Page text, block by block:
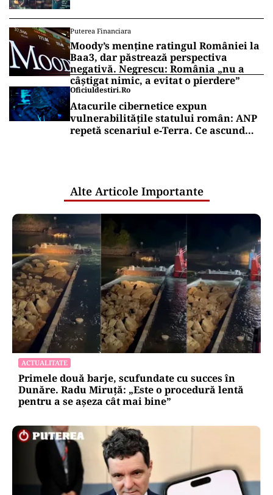
Puterea Financiara
Moody’s menține ratingul României la
Baa3, dar păstrează perspectiva
negativă. Negrescu: România „nu a
câștigat nimic, a evitat o pierdere”
Oficiuldestiri.ro
Atacurile cibernetice expun
vulnerabilitățile statului român: ANP
repetă scenariul e‑Terra. Ce ascund
Alte Articole Importante
ACTUALITATE
Primele două barje, scufundate cu succes în
Dunăre. Radu Miruță: „Este o procedură lentă
pentru a se așeza cât mai bine”